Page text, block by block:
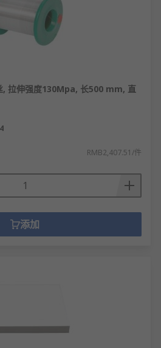
拉伸强度130Mpa, 长500 mm, 直
RMB2,407.51/件
添加